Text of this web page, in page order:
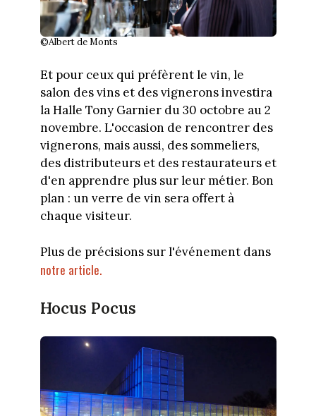
©Albert de Monts
Et pour ceux qui préfèrent le vin, le
salon des vins et des vignerons investira
la Halle Tony Garnier du 30 octobre au 2
novembre. L'occasion de rencontrer des
vignerons, mais aussi, des sommeliers,
des distributeurs et des restaurateurs et
d'en apprendre plus sur leur métier. Bon
plan : un verre de vin sera offert à
chaque visiteur.
Plus de précisions sur l'événement dans
notre article.
Hocus Pocus